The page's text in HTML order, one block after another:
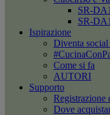
SR-
SR-
Ispirazione
Diventa
Come si fa
AUTORI
Supporto
Registrazione
Dove